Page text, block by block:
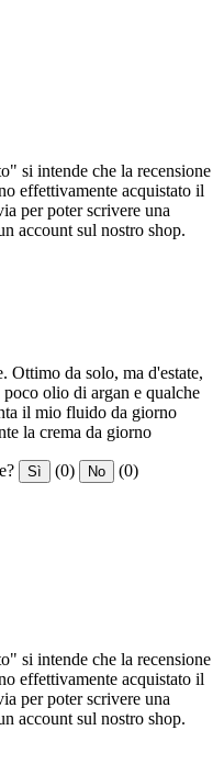
si intende che la recensione
effettivamente acquistato il
per poter scrivere una
account sul nostro shop.
Ottimo da solo, ma d'estate,
olio di argan e qualche
il mio fluido da giorno
la crema da giorno
Sì (0) No (0)
si intende che la recensione
effettivamente acquistato il
per poter scrivere una
account sul nostro shop.